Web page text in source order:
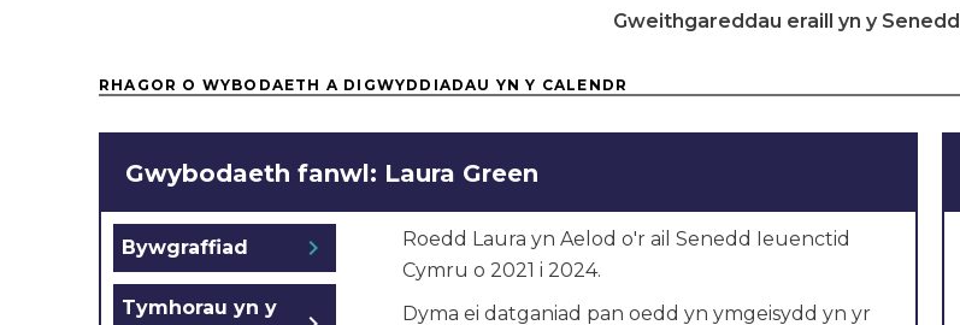
Gweithgareddau eraill yn y Senedd
RHAGOR O WYBODAETH A DIGWYDDIADAU YN Y CALENDR
Gwybodaeth fanwl: Laura Green
Bywgraffiad chevron_right
Tymhorau yn y
Roedd Laura yn Aelod o'r ail Senedd Ieuenctid
Cymru o 2021 i 2024.
Dyma ei datganiad pan oedd yn ymgeisydd yn yr